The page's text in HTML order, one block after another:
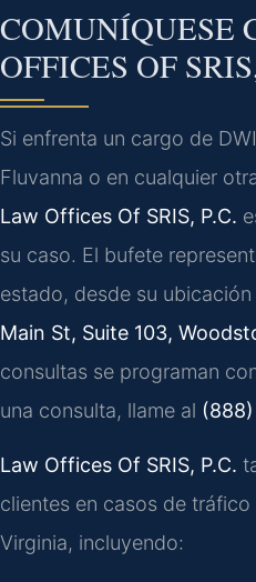
COMUNÍQUESE
OFFICES OF
Si enfrenta un cargo de
Fluvanna o en cualquier
Law Offices Of SRIS, P.C.
su caso. El bufete
estado, desde su
Main St, Suite 103,
consultas se programan
una consulta, llame al
Law Offices Of SRIS, P.C.
clientes en casos de
Virginia, incluyendo: